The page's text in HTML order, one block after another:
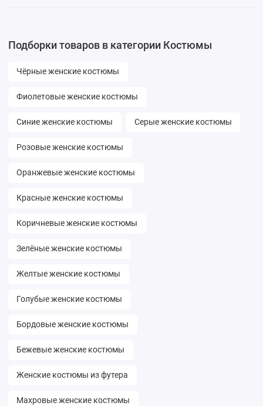
Подборки товаров в категории Костюмы
Чёрные женские костюмы
Фиолетовые женские костюмы
Синие женские костюмы Серые женские костюмы
Розовые женские костюмы
Оранжевые женские костюмы
Красные женские костюмы
Коричневые женские костюмы
Зелёные женские костюмы
Желтые женские костюмы
Голубые женские костюмы
Бордовые женские костюмы
Бежевые женские костюмы
Женские костюмы из футера
Махровые женские костюмы